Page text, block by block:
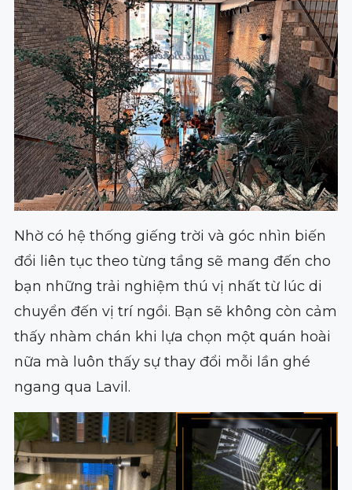
Nhờ có hệ thống giếng trời và góc nhìn biến
đổi liên tục theo từng tầng sẽ mang đến cho
bạn những trải nghiệm thú vị nhất từ lúc di
chuyển đến vị trí ngồi. Bạn sẽ không còn cảm
thấy nhàm chán khi lựa chọn một quán hoài
nữa mà luôn thấy sự thay đổi mỗi lần ghé
ngang qua Lavil.